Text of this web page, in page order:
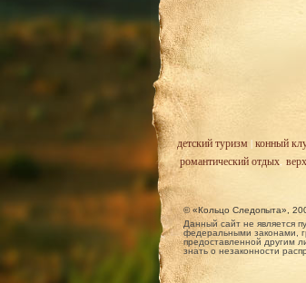
детский туризм| конный
романтический отдых,
© «Кольцо Следопыта»,
Данный сайт не является
федеральными законами,
предоставленной другим
знать о незаконности